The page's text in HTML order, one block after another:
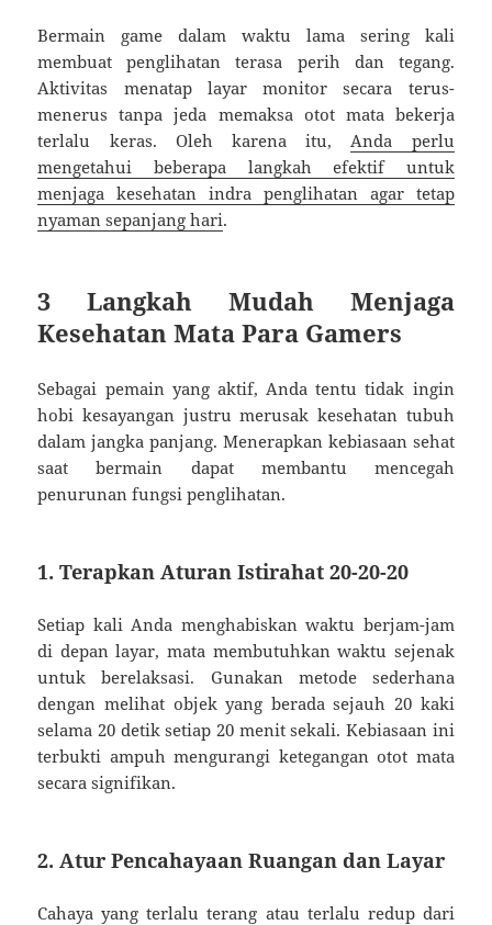
Bermain game dalam waktu lama sering kali
membuat penglihatan terasa perih dan tegang.
Aktivitas menatap layar monitor secara terus-
menerus tanpa jeda memaksa otot mata bekerja
terlalu keras. Oleh karena itu, Anda perlu
mengetahui beberapa langkah efektif untuk
menjaga kesehatan indra penglihatan agar tetap
nyaman sepanjang hari.
3 Langkah Mudah Menjaga
Kesehatan Mata Para Gamers
Sebagai pemain yang aktif, Anda tentu tidak ingin
hobi kesayangan justru merusak kesehatan tubuh
dalam jangka panjang. Menerapkan kebiasaan sehat
saat bermain dapat membantu mencegah
penurunan fungsi penglihatan.
1. Terapkan Aturan Istirahat 20-20-20
Setiap kali Anda menghabiskan waktu berjam-jam
di depan layar, mata membutuhkan waktu sejenak
untuk berelaksasi. Gunakan metode sederhana
dengan melihat objek yang berada sejauh 20 kaki
selama 20 detik setiap 20 menit sekali. Kebiasaan ini
terbukti ampuh mengurangi ketegangan otot mata
secara signifikan.
2. Atur Pencahayaan Ruangan dan Layar
Cahaya yang terlalu terang atau terlalu redup dari